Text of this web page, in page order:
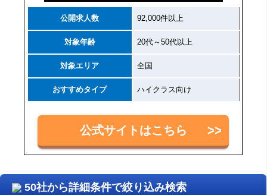
公開求人数 92,000件以上
対象年齢 20代～50代以上
対象エリア 全国
おすすめタイプ ハイクラス向け
公式サイトはこちら
50社から詳細条件で絞り込み検索